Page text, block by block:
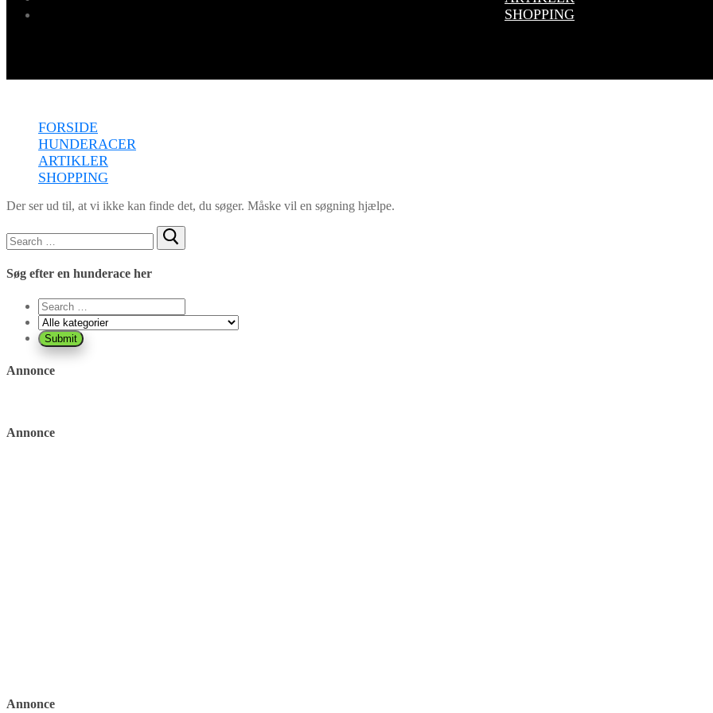
SHOPPING
FORSIDE
HUNDERACER
ARTIKLER
SHOPPING
Der ser ud til, at vi ikke kan finde det, du søger. Måske vil en søgning hjælpe.
Søg
efter:
Søg efter en hunderace her
Annonce
Annonce
Annonce